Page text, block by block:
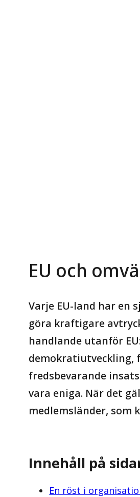
EU och
Varje EU-land har en
göra kraftigare
handlande utanför
demokratiutveckling,
fredsbevarande
vara eniga. När det
medlemsländer, som
Innehåll på
En röst i